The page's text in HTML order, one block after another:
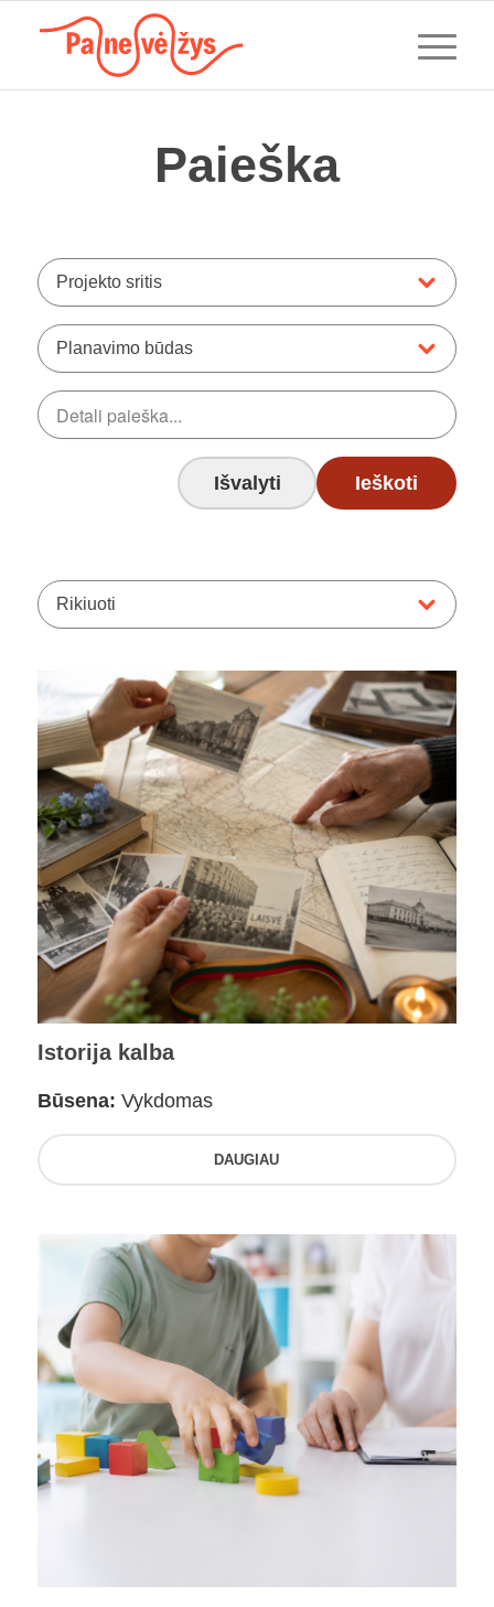
Paieška
Projekto sritis
Planavimo būdas
Išvalyti Ieškoti
Rikiuoti
Istorija kalba
Būsena: Vykdomas
DAUGIAU